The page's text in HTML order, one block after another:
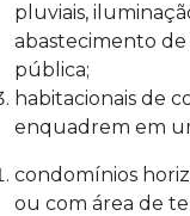
pluviais,
abastecimento
pública;
habitacionais de
enquadrem em
condomínios
ou com área de